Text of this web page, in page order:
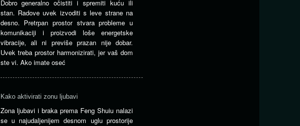
Dobro generalno očistiti i spremiti kuću ili
stan. Radove uvek izvoditi s leve strane na
desno. Pretrpan prostor stvara probleme u
komunikaciji i proizvodi loše energetske
vibracije, ali ni previše prazan nije dobar.
Uvek treba prostor harmonizirati, jer vaš dom
ste vi. Ako imate oseć
Kako aktivirati zonu ljubavi
Zona ljubavi i braka prema Feng Shuiu nalazi
se u najudaljenijem desnom uglu prostorije